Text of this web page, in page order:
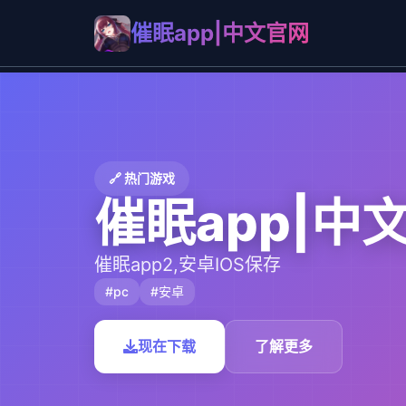
催眠app|中文官网
🔗 热门游戏
催眠app|中
催眠app2,安卓IOS保存
#pc #安卓
现在下载 了解更多